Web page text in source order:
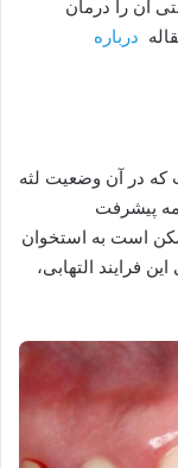
آن را درمان
درباره
که در آن وضعیت لثه
پیشرفت
است به استخوان
فرایند التهابی،